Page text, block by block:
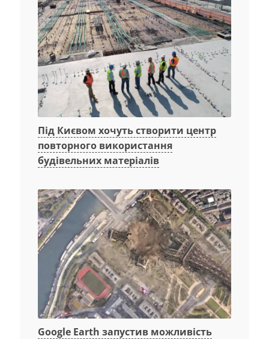
Під Києвом хочуть створити центр
повторного використання
будівельних матеріалів
Google Earth запустив можливість